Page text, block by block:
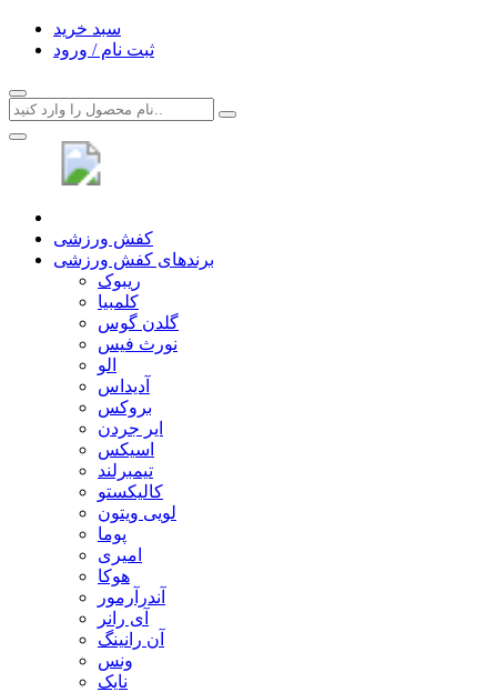
سبد خرید
ثبت نام / ورود
کفش ورزشی
برندهای کفش ورزشی
ریبوک
کلمبیا
گلدن گوس
نورث فیس
الو
آدیداس
بروکس
ایر جردن
اسیکس
تیمبرلند
کالیکستو
لویی ویتون
پوما
امیری
هوکا
آندرآرمور
آی رانر
آن رانینگ
ونس
نایک